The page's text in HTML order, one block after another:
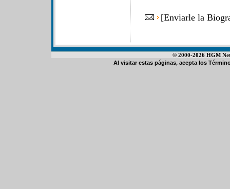
[Enviarle la
© 2000-2026 HGM
Al visitar estas páginas, acepta los